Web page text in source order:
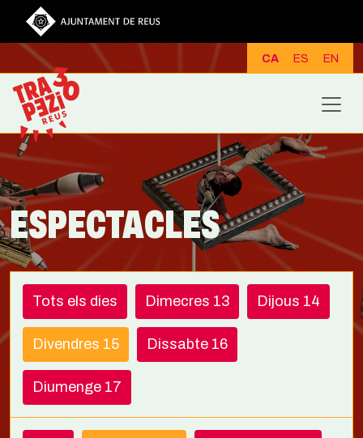
Vés al contingut
CA ES EN
ESPECTACLES
Tots els dies Dimecres 13 Dijous 14
Divendres 15 Dissabte 16
Diumenge 17